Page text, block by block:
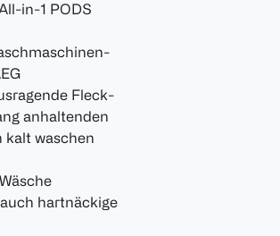
in-1 PODS
Fleck-
anhaltenden
kalt waschen
hartnäckige